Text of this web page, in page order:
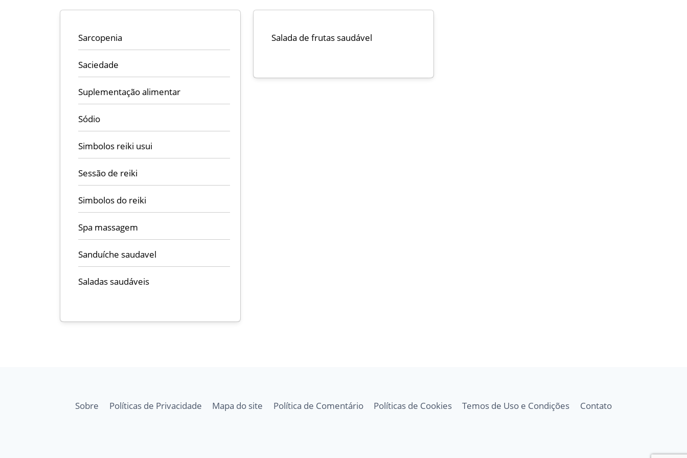
Sarcopenia
Saciedade
Suplementação alimentar
Sódio
Simbolos reiki usui
Sessão de reiki
Simbolos do reiki
Spa massagem
Sanduíche saudavel
Saladas saudáveis
Salada de frutas saudável
Sobre Políticas de Privacidade Mapa do site Política de Comentário Políticas de Cookies Temos de Uso e Condições Contato